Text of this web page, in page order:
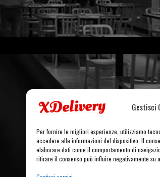
Gestisci
Per fornire le migliori esperienze, utilizziamo
accedere alle informazioni del dispositivo. Il
elaborare dati come il comportamento di
ritirare il consenso può influire negativamente su